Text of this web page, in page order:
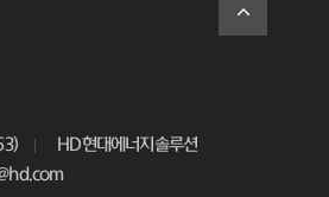
HD현대에너지솔루션